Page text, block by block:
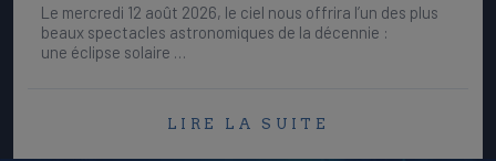
Le mercredi 12 août 2026, le ciel nous offrira l’un des plus
beaux spectacles astronomiques de la décennie :
une éclipse solaire …
LIRE LA SUITE